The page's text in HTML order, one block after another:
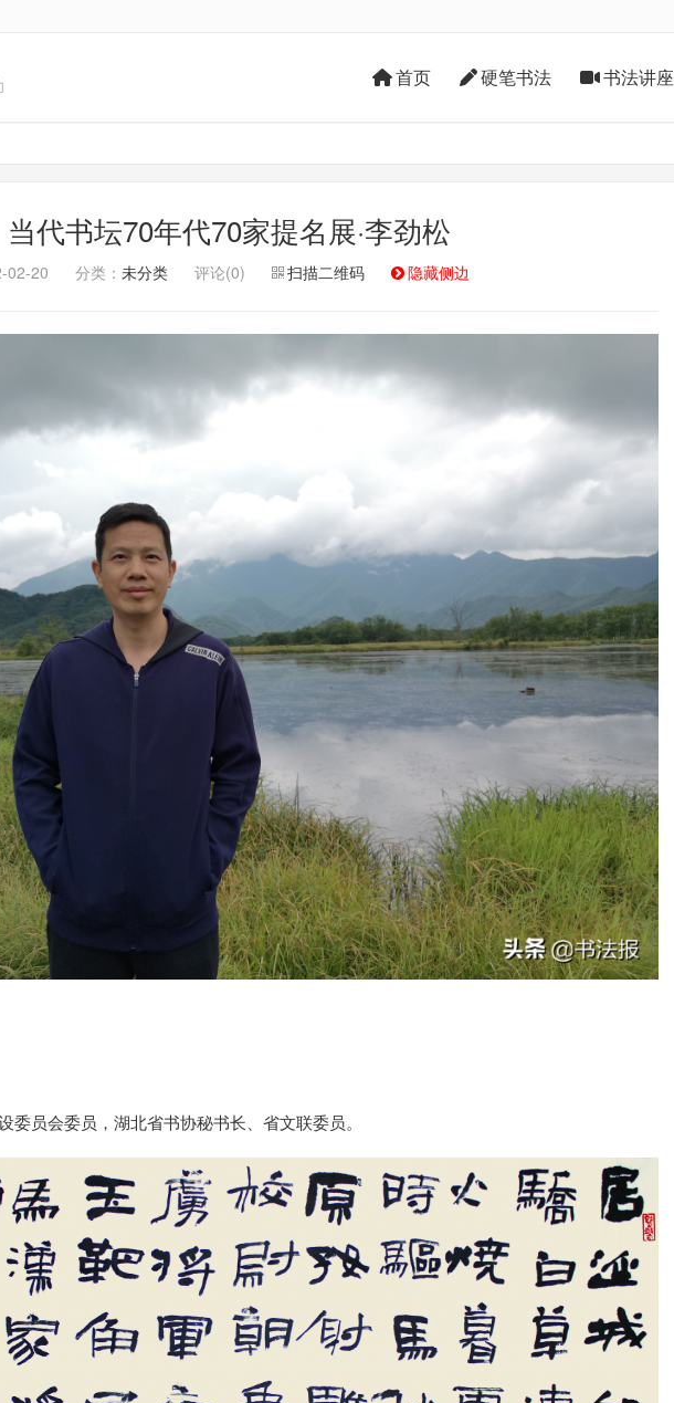
首页 硬笔书法 书法讲座
当代书坛70年代70家提名展·李劲松
02-20 分类： 未分类 评论(0) 扫描二维码 隐藏侧边
委员会委员，湖北省书协秘书长、省文联委员。